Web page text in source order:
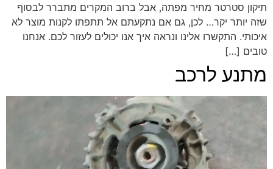
תיקון סטרטר מחיר מפתה, אבל ברוב המקרים מתברר לבסוף
שזה יותר יקר… לכן, גם אם נתקעתם אל תתפתו לקנות מוצר לא
איכותי. התקשרו אלינו ונראה איך אנו יכולים לעזור לכם. אנחנו
טובים […]
מתנע לרכב